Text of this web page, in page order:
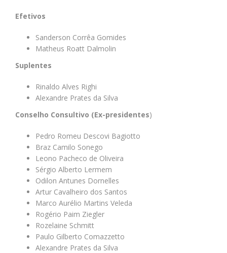
Efetivos
Sanderson Corrêa Gomides
Matheus Roatt Dalmolin
Suplentes
Rinaldo Alves Righi
Alexandre Prates da Silva
Conselho Consultivo (Ex-presidentes)
Pedro Romeu Descovi Bagiotto
Braz Camilo Sonego
Leono Pacheco de Oliveira
Sérgio Alberto Lermem
Odilon Antunes Dornelles
Artur Cavalheiro dos Santos
Marco Aurélio Martins Veleda
Rogério Paim Ziegler
Rozelaine Schmitt
Paulo Gilberto Comazzetto
Alexandre Prates da Silva